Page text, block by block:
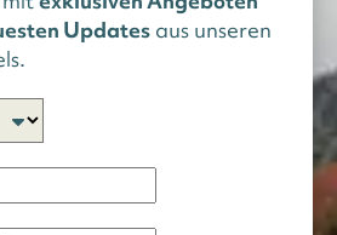
Updates aus unseren